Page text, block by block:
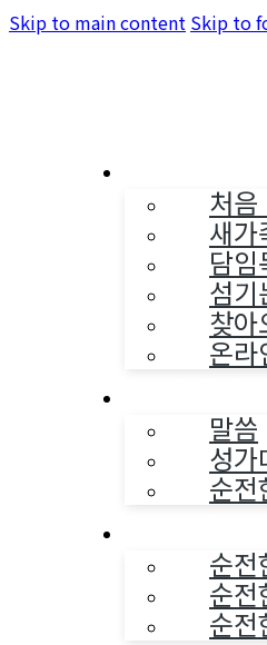
Skip to main content Skip to
처음
새가
담
섬기
찾아
온라
말씀
성가
순전
순전
순
순전